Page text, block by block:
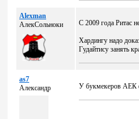
Alexman
АлекСольноки
С 2009 года Ритас
Хардингу надо
Гудайтису занять
as7
Александр
У букмекеров АЕК